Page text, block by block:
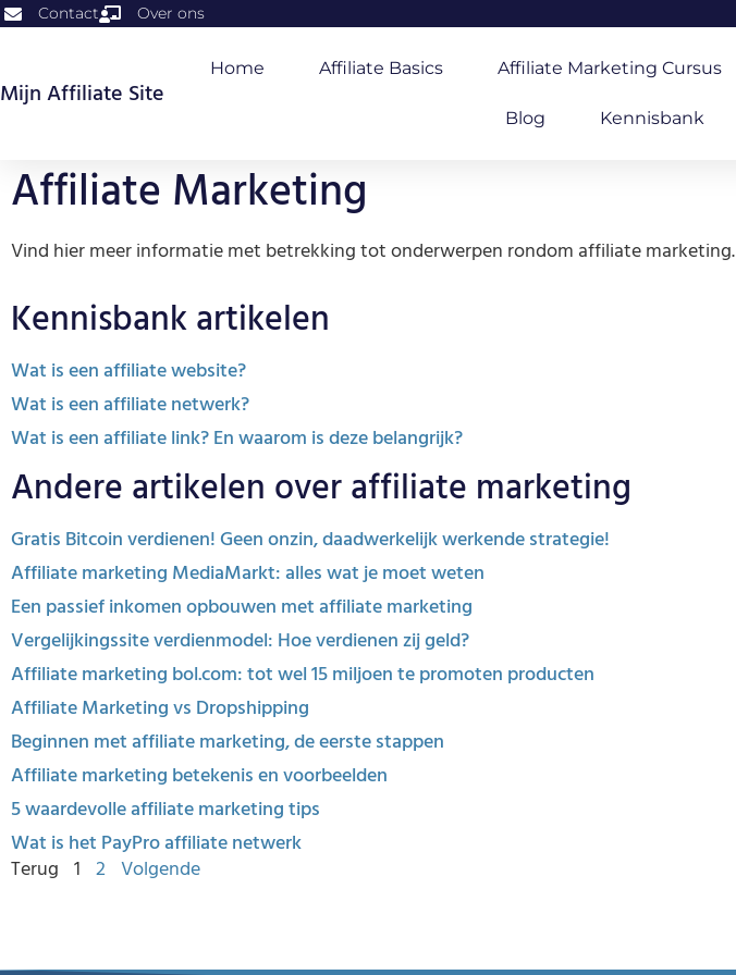
Contact Over ons
Mijn Affiliate Site
Home Affiliate Basics Affiliate Marketing Cursus
Blog Kennisbank
Affiliate Marketing
Vind hier meer informatie met betrekking tot onderwerpen rondom affiliate marketing.
Kennisbank artikelen
Wat is een affiliate website?
Wat is een affiliate netwerk?
Wat is een affiliate link? En waarom is deze belangrijk?
Andere artikelen over affiliate marketing
Gratis Bitcoin verdienen! Geen onzin, daadwerkelijk werkende strategie!
Affiliate marketing MediaMarkt: alles wat je moet weten
Een passief inkomen opbouwen met affiliate marketing
Vergelijkingssite verdienmodel: Hoe verdienen zij geld?
Affiliate marketing bol.com: tot wel 15 miljoen te promoten producten
Affiliate Marketing vs Dropshipping
Beginnen met affiliate marketing, de eerste stappen
Affiliate marketing betekenis en voorbeelden
5 waardevolle affiliate marketing tips
Wat is het PayPro affiliate netwerk
Terug 1 2 Volgende